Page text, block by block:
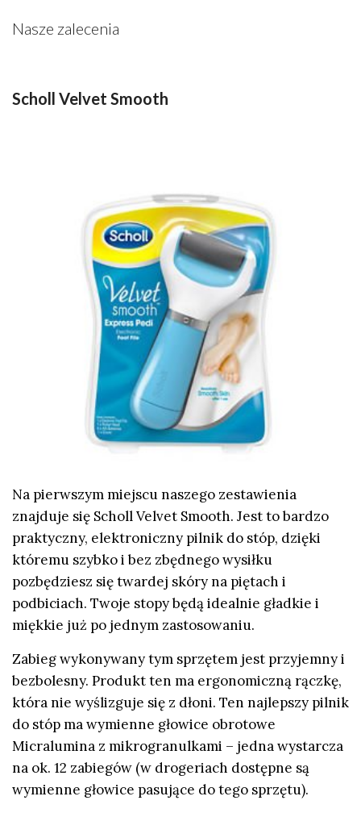
Nasze zalecenia
Scholl Velvet Smooth
Na pierwszym miejscu naszego zestawienia
znajduje się Scholl Velvet Smooth. Jest to bardzo
praktyczny, elektroniczny pilnik do stóp, dzięki
któremu szybko i bez zbędnego wysiłku
pozbędziesz się twardej skóry na piętach i
podbiciach. Twoje stopy będą idealnie gładkie i
miękkie już po jednym zastosowaniu.
Zabieg wykonywany tym sprzętem jest przyjemny i
bezbolesny. Produkt ten ma ergonomiczną rączkę,
która nie wyślizguje się z dłoni. Ten najlepszy pilnik
do stópma wymienne głowice obrotowe
Micralumina z mikrogranulkami – jedna wystarcza
na ok. 12 zabiegów (w drogeriach dostępne są
wymienne głowice pasujące do tego sprzętu).